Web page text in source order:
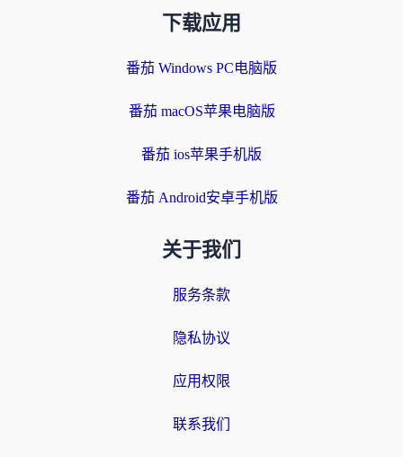
下载应用
番茄 Windows PC电脑版
番茄 macOS苹果电脑版
番茄 ios苹果手机版
番茄 Android安卓手机版
关于我们
服务条款
隐私协议
应用权限
联系我们